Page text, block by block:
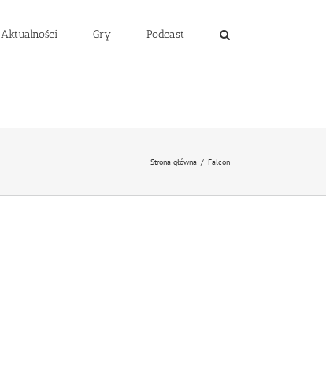
Aktualności Gry Podcast
Strona główna / Falcon